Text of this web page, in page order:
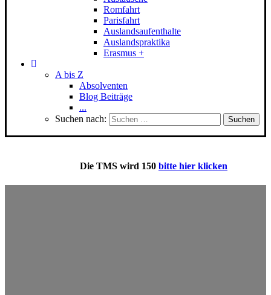
Romfahrt
Parisfahrt
Auslandsaufenthalte
Auslandspraktika
Erasmus +
A bis Z
Absolventen
Blog Beiträge
...
Suchen nach:
Die TMS wird 150 bitte hier klicken